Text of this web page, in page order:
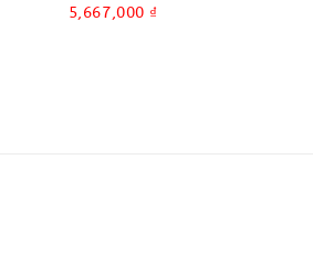
price
Sale
5,667,000 ₫